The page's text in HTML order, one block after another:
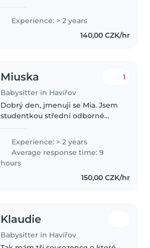
věkových skupin. Ráda tvořím a
hraju s dětmi a také jim mohu
pomáhat s domácími úkoly. V
Experience: > 2 years
140,00 CZK/hr
Miuska
Babysitter in Havířov
1
Dobrý den, jmenuji se Mia. Jsem
studentkou střední odborné
vysokou praxi s dětmi. Jsem
velmi přátelská, zábavná. Ráda
bych si s vašimi dětmi udělala
vztah,..
Experience: > 2 years
Average response time: 9
hours
150,00 CZK/hr
Klaudie
Babysitter in Havířov